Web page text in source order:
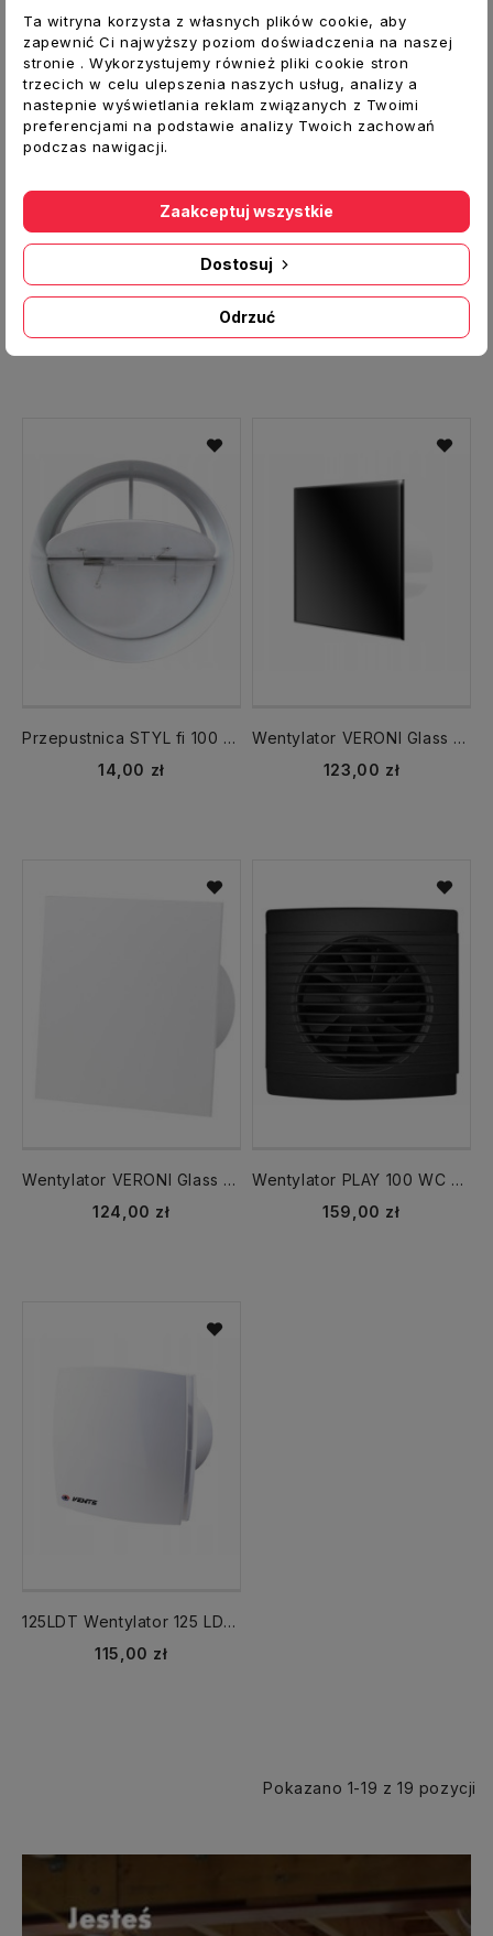
100LDT Wentylator LD 100 WC TIMER
Przepustnica STYL fi 120 mm zawór zwrotny
Przepustnica STYL fi 100 mm zawór zwrotny
14,00 zł
Wentylator VERONI Glass 120 WC TIMER czarny
123,00 zł
Wentylator VERONI Glass 120 WC TIMER biały
124,00 zł
Wentylator PLAY 100 WC TIMER czarny 007-7637
159,00 zł
125LDT Wentylator 125 LD TIMER WC biały
115,00 zł
Pokazano 1-19 z 19 pozycji
Ta witryna korzysta z własnych plików cookie, aby
zapewnić Ci najwyższy poziom doświadczenia na naszej
stronie . Wykorzystujemy również pliki cookie stron
trzecich w celu ulepszenia naszych usług, analizy a
nastepnie wyświetlania reklam związanych z Twoimi
preferencjami na podstawie analizy Twoich zachowań
podczas nawigacji.
Odrzuć
Dostosuj
Zaakceptuj wszystkie